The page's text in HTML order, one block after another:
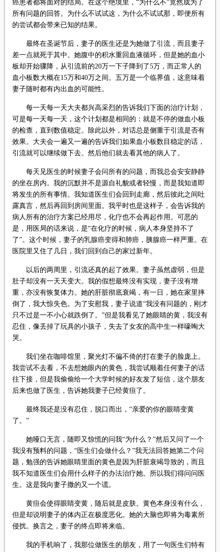
癌患者都将面对的结局。在这个绝境里，“为什么不”竟然成为了
所有问题的回答。为什么不试试这，为什么不试试那，即便所有
的尝试都会带来已知的结果。
最终在圣诞节后，妻子的医生还是为她做了引流，而且妻子
差一点就死于其中。她腹中的积水重回血液循环，但是她的血小
板却开始骤降，从引流前的20万一下子降到了5万，而正常人的
血小板数大概在15万和40万之间。五万是一个临界值，这意味着
妻子随时都有内出血的可能性。
每一天每一天大夫都兴高采烈的告诉我们下面的治疗计划，
可是每一天每一天，这个计划都是相同的：就是不停的做血小板
的检查，直到数值稳定。除此以外，对话总是侧重于引流是否有
效果。大夫会一遍又一遍的告诉我们如果血小板数目稳定的话，
引流就可以继续做下去。然后他们就去看其他的病人了。
每天见医生的时候妻子会问所有的问题，而我总会安安静静
的坐在房内。我的沉默并不是源自礼貌或者轻慢，而是我知道即
将发生的所有事情。我知道医生们会回到走廊，然后彼此之间吐
露真言，然后再回到房间里面。我平时也是这样子，会告诉我的
病人所有的治疗方案已经用尽，化疗也不会再起作用。可恶的
是，用医局的话来说，是“在化疗的时候，病人本身坚持不了
了”。这个时候，妻子的乳腺癌变得和肺癌，胰腺癌一样严重。在
医院里又住了几日，我们回到自己的家过新年。
以后的两周里，引流还真的起了效果。妻子虽然虚弱，但是
肚子却没有一天天变大。我的假想最终没有实现，妻子没有增
重，亦没有恢复体力。她的肝脏彻底衰竭，有一日，她在家里摔
倒了，我大惊失色。为了安慰我，妻子说道“我没有问题的，刚才
只不过是一不小心就跌倒了。”但是我看见了她眼睛的黄，我没有
忍住，像丢掉了玩具的小孩子，失去了女友的高中生一样嚎啕大
哭。
我们坐在咖啡馆里，聚光灯不偏不倚的打在妻子的脸庞上。
我尝试不去看，不去想她眼内的黄色，我尝试顺着任何妻子的话
往下接，但是我偷偷给一个大学时候的好友发了短信，这个朋友
后来也做了医生，告诉她我妻子已经黄疸了。
最终我还是没有忍住，脱口而出，“亲爱的你的眼睛变黄
了。”
她哑口无言，随即又惊慌的问我“为什么？”然后又问了一个
我没有预料的问题，“医生们会做什么？”我无法回答她第二个问
题，勉强的告诉她眼睛里面的黄色是因为肝脏衰竭导致的，而且
我不知道医生们会用什么样子的办法治疗她。所以我们得问问医
生。这是我向妻子撒的又一个谎。
黄疸会使得眼睛变黄，随后就是皮肤。黄色本身没有什么，
但是却说明妻子的体内正在极度恶化。她的大脑也即将为毒素所
侵扰。换言之，妻子的终点即将来临。
我的手机响了，我那位做医生的朋友，用了一句医生们特有